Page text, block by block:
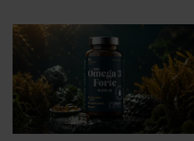
relationer. Samtidigt finns det
mycket du själv kan göra för att
skapa goda förutsättningar för en
naturlig sexlust.